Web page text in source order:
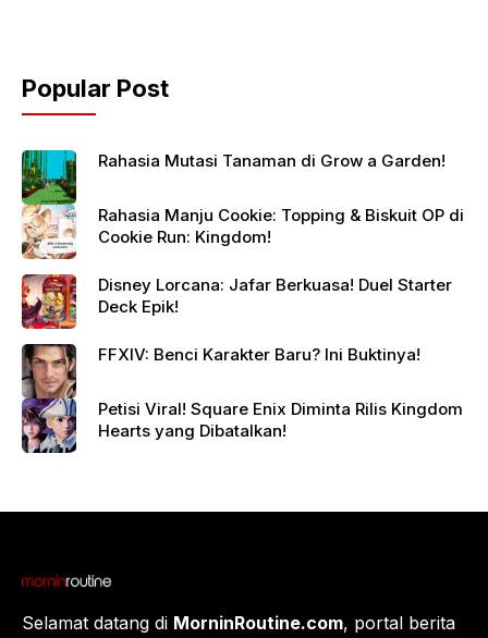
Popular Post
Rahasia Mutasi Tanaman di Grow a Garden!
Rahasia Manju Cookie: Topping & Biskuit OP di
Cookie Run: Kingdom!
Disney Lorcana: Jafar Berkuasa! Duel Starter
Deck Epik!
FFXIV: Benci Karakter Baru? Ini Buktinya!
Petisi Viral! Square Enix Diminta Rilis Kingdom
Hearts yang Dibatalkan!
Selamat datang di MorninRoutine.com, portal berita